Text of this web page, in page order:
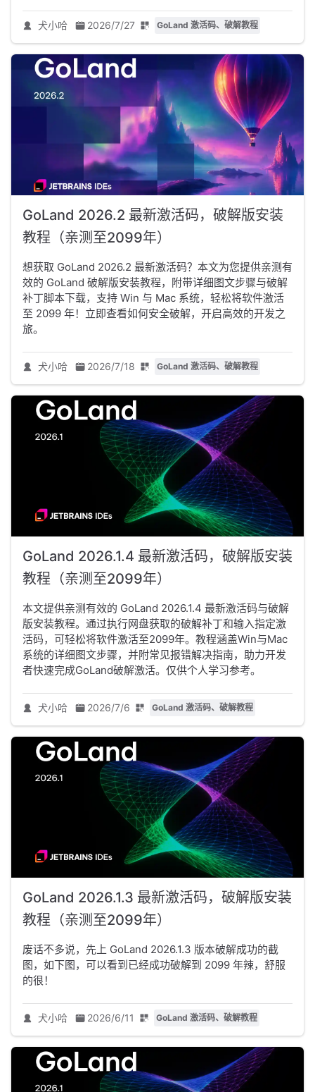
犬小哈 2026/7/27 GoLand 激活码、破解教程
GoLand 2026.2 最新激活码，破解版安装
教程（亲测至2099年）
想获取 GoLand 2026.2 最新激活码？本文为您提供亲测有
效的 GoLand 破解版安装教程，附带详细图文步骤与破解
补丁脚本下载，支持 Win 与 Mac 系统，轻松将软件激活
至 2099 年！立即查看如何安全破解，开启高效的开发之
旅。
犬小哈 2026/7/18 GoLand 激活码、破解教程
GoLand 2026.1.4 最新激活码，破解版安装
教程（亲测至2099年）
本文提供亲测有效的 GoLand 2026.1.4 最新激活码与破解
版安装教程。通过执行网盘获取的破解补丁和输入指定激
活码，可轻松将软件激活至2099年。教程涵盖Win与Mac
系统的详细图文步骤，并附常见报错解决指南，助力开发
者快速完成GoLand破解激活。仅供个人学习参考。
犬小哈 2026/7/6 GoLand 激活码、破解教程
GoLand 2026.1.3 最新激活码，破解版安装
教程（亲测至2099年）
废话不多说，先上 GoLand 2026.1.3 版本破解成功的截
图，如下图，可以看到已经成功破解到 2099 年辣，舒服
的很！
犬小哈 2026/6/11 GoLand 激活码、破解教程